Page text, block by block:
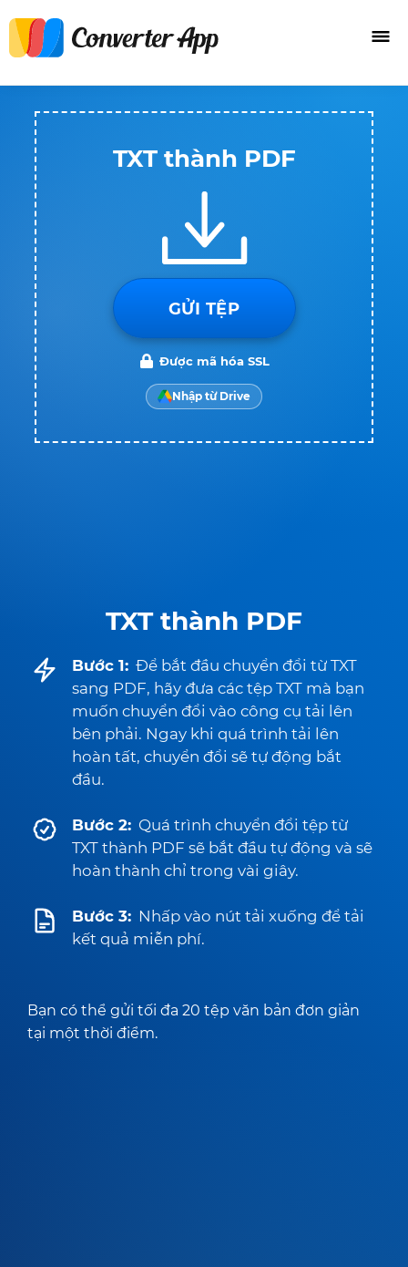
TXT thành PDF
Bước 1: Để bắt đầu chuyển đổi từ TXT
sang PDF, hãy đưa các tệp TXT mà bạn
muốn chuyển đổi vào công cụ tải lên
bên phải. Ngay khi quá trình tải lên
hoàn tất, chuyển đổi sẽ tự động bắt
đầu.
Bước 2: Quá trình chuyển đổi tệp từ
TXT thành PDF sẽ bắt đầu tự động và sẽ
hoàn thành chỉ trong vài giây.
Bước 3: Nhấp vào nút tải xuống để tải
kết quả miễn phí.
Bạn có thể gửi tối đa 20 tệp văn bản đơn giản
tại một thời điểm.
TXT thành PDF
GỬI TỆP
Được mã hóa SSL
Nhập từ Drive